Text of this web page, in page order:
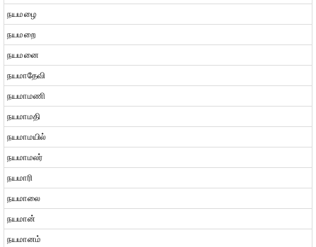
நயமழை
நயமறை
நயமனை
நயமாதேவி
நயமாமணி
நயமாமதி
நயமாமயில்
நயமாமலர்
நயமாரி
நயமாலை
நயமான்
நயமானம்